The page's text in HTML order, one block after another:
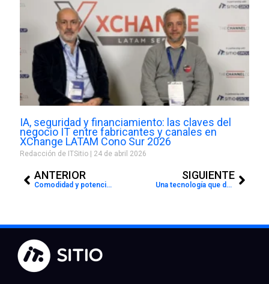
IA, seguridad y financiamiento: las claves del
negocio IT entre fabricantes y canales en
XChange LATAM Cono Sur 2026
Redacción de ITSitio 24 de abril 2026
ANTERIOR
Comodidad y potencia para gamers
SIGUIENTE
Una tecnología que detecta drones invasores en aeropuertos